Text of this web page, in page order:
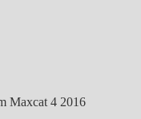
Maxcat 4 2016